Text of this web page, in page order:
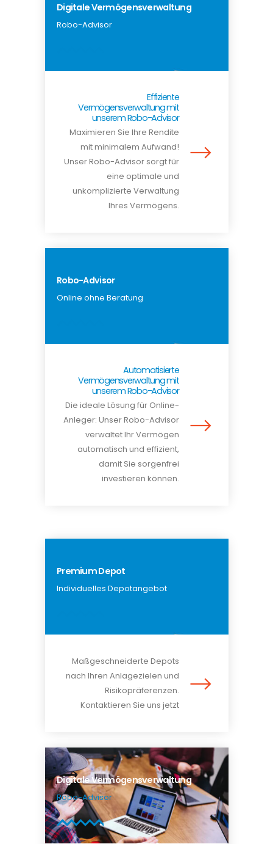
Digitale Vermögensverwaltung
Robo-Advisor
Effiziente
Vermögensverwaltung mit
unserem Robo-Advisor
Maximieren Sie Ihre Rendite
mit minimalem Aufwand!
Unser Robo-Advisor sorgt für
eine optimale und
unkomplizierte Verwaltung
Ihres Vermögens.
Robo-Advisor
Online ohne Beratung
Automatisierte
Vermögensverwaltung mit
unserem Robo-Advisor
Die ideale Lösung für Online-
Anleger: Unser Robo-Advisor
verwaltet Ihr Vermögen
automatisch und effizient,
damit Sie sorgenfrei
investieren können.
Premium Depot
Individuelles Depotangebot
Maßgeschneiderte Depots
nach Ihren Anlagezielen und
Risikopräferenzen.
Kontaktieren Sie uns jetzt
Digitale Vermögensverwaltung
Robo-Advisor